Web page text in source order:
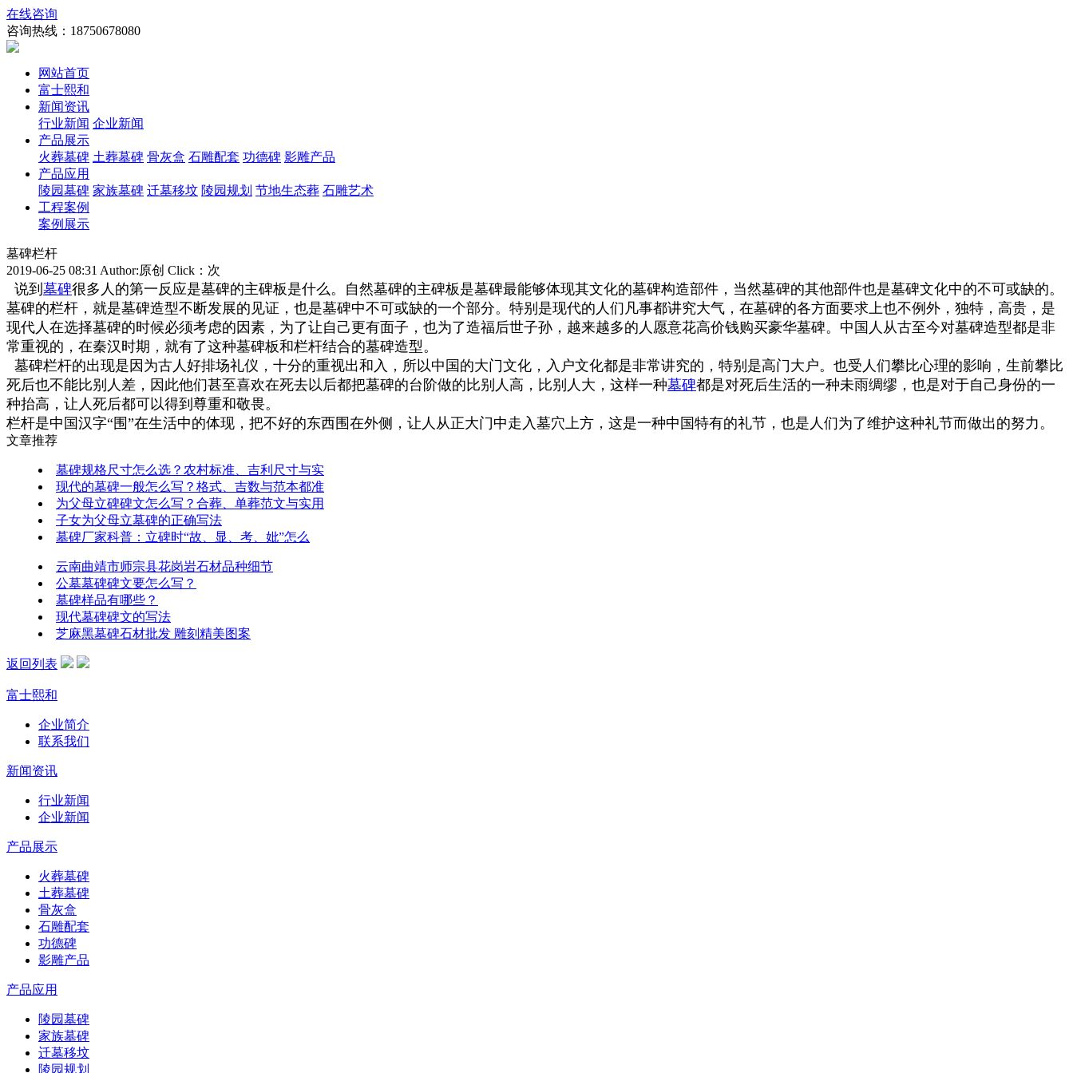
在线咨询
咨询热线： 18750678080
网站首页
富士熙和
新闻资讯
行业新闻 企业新闻
产品展示
火葬墓碑 土葬墓碑 骨灰盒 石雕配套 功德碑 影雕产品
产品应用
陵园墓碑 家族墓碑 迁墓移坟 陵园规划 节地生态葬 石雕艺术
工程案例
案例展示
墓碑栏杆
2019-06-25 08:31 Author:原创 Click： 次
说到 墓碑很多人的第一反应是墓碑的主碑板是什么。自然墓碑的主碑板是墓碑最能够体现其文化的墓碑构造部件，当然墓碑的其他部件也是墓碑文化中的不可或缺的。
墓碑的栏杆，就是墓碑造型不断发展的见证，也是墓碑中不可或缺的一个部分。特别是现代的人们凡事都讲究大气，在墓碑的各方面要求上也不例外，独特，高贵，是
现代人在选择墓碑的时候必须考虑的因素，为了让自己更有面子，也为了造福后世子孙，越来越多的人愿意花高价钱购买豪华墓碑。中国人从古至今对墓碑造型都是非
常重视的，在秦汉时期，就有了这种墓碑板和栏杆结合的墓碑造型。
墓碑栏杆的出现是因为古人好排场礼仪，十分的重视出和入，所以中国的大门文化，入户文化都是非常讲究的，特别是高门大户。也受人们攀比心理的影响，生前攀比
死后也不能比别人差，因此他们甚至喜欢在死去以后都把墓碑的台阶做的比别人高，比别人大，这样一种墓碑都是对死后生活的一种未雨绸缪，也是对于自己身份的一
种抬高，让人死后都可以得到尊重和敬畏。
栏杆是中国汉字“围”在生活中的体现，把不好的东西围在外侧，让人从正大门中走入墓穴上方，这是一种中国特有的礼节，也是人们为了维护这种礼节而做出的努力。
文章推荐
墓碑规格尺寸怎么选？农村标准、吉利尺寸与实
现代的墓碑一般怎么写？格式、吉数与范本都准
为父母立碑碑文怎么写？合葬、单葬范文与实用
子女为父母立墓碑的正确写法
墓碑厂家科普：立碑时“故、显、考、妣”怎么
云南曲靖市师宗县花岗岩石材品种细节
公墓墓碑碑文要怎么写？
墓碑样品有哪些？
现代墓碑碑文的写法
芝麻黑墓碑石材批发 雕刻精美图案
返回列表
富士熙和
企业简介
联系我们
新闻资讯
行业新闻
企业新闻
产品展示
火葬墓碑
土葬墓碑
骨灰盒
石雕配套
功德碑
影雕产品
产品应用
陵园墓碑
家族墓碑
迁墓移坟
陵园规划